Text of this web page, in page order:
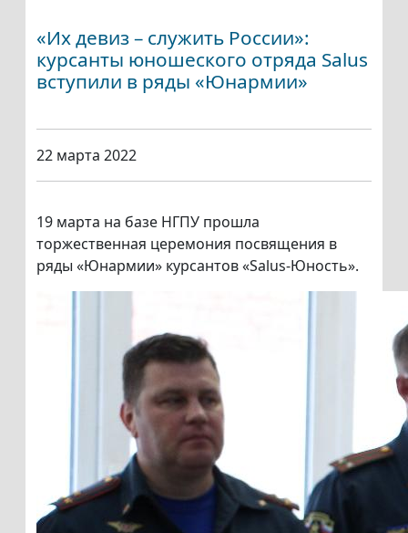
«Их девиз – служить России»:
курсанты юношеского отряда Salus
вступили в ряды «Юнармии»
22 марта 2022
19 марта на базе НГПУ прошла
торжественная церемония посвящения в
ряды «Юнармии» курсантов «Salus-Юность».